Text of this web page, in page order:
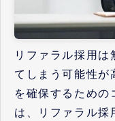
リファラル採用は
てしまう可能性が
を確保するための
は、リファラル採